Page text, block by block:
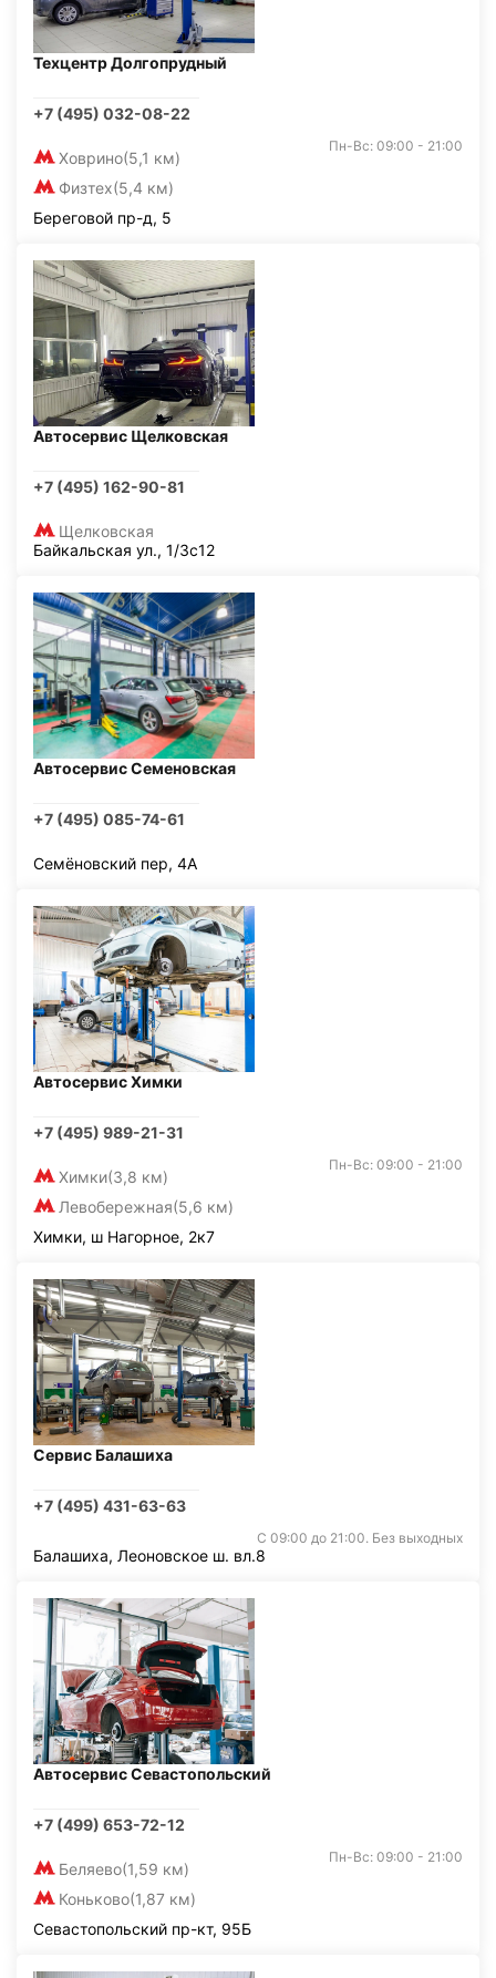
Техцентр Долгопрудный
+7 (495) 032-08-22
Ховрино(5,1 км)
Физтех(5,4 км)
Пн-Вс: 09:00 - 21:00
Береговой пр-д, 5
Автосервис Щелковская
+7 (495) 162-90-81
Щелковская
Байкальская ул., 1/3с12
Автосервис Семеновская
+7 (495) 085-74-61
Семёновский пер, 4А
Автосервис Химки
+7 (495) 989-21-31
Химки(3,8 км)
Левобережная(5,6 км)
Пн-Вс: 09:00 - 21:00
Химки, ш Нагорное, 2к7
Сервис Балашиха
+7 (495) 431-63-63
С 09:00 до 21:00. Без выходных
Балашиха, Леоновское ш. вл.8
Автосервис Севастопольский
+7 (499) 653-72-12
Беляево(1,59 км)
Коньково(1,87 км)
Пн-Вс: 09:00 - 21:00
Севастопольский пр-кт, 95Б